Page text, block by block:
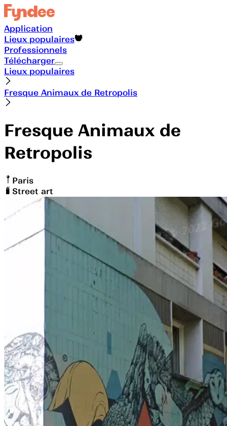
Application
Lieux populaires
Professionnels
Télécharger
Lieux populaires
Fresque Animaux de Retropolis
Fresque Animaux de
Retropolis
Paris
Street art